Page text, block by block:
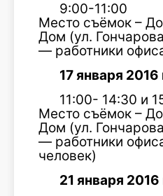
9:00-11:00
Место съёмок –
Дом (ул.
— работники
17 января 2016
11:00- 14:30 и
Место съёмок –
Дом (ул.
— работники
человек)
21 января 2016